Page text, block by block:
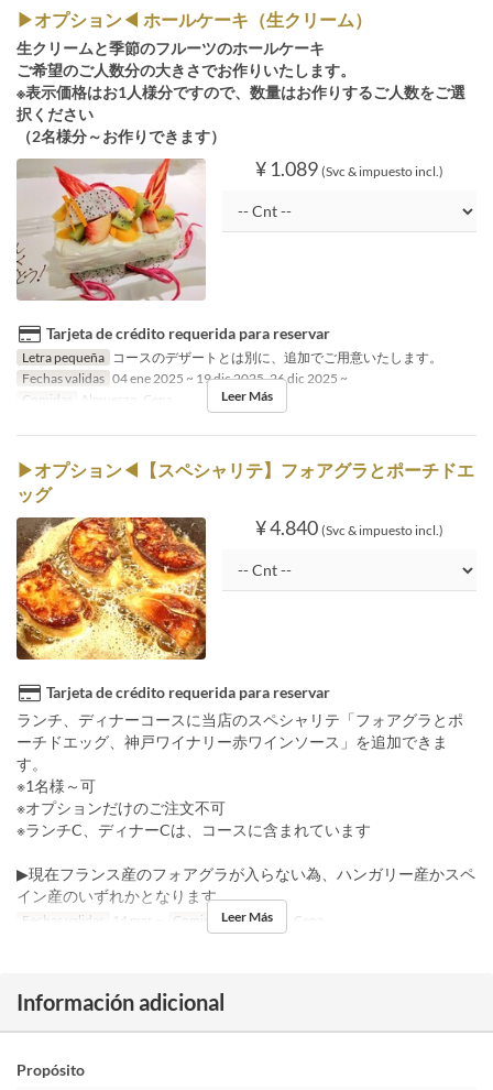
▶オプション◀ ホールケーキ（生クリーム）
生クリームと季節のフルーツのホールケーキ
ご希望のご人数分の大きさでお作りいたします。
※表示価格はお1人様分ですので、数量はお作りするご人数をご選
択ください
（2名様分～お作りできます）
¥ 1.089 (Svc & impuesto incl.)
Tarjeta de crédito requerida para reservar
Letra pequeña
コースのデザートとは別に、追加でご用意いたします。
Fechas validas 04 ene 2025 ~ 19 dic 2025, 26 dic 2025 ~
Comidas
Almuerzo, Cena Leer Más
▶オプション◀【スペシャリテ】フォアグラとポーチドエ
ッグ
¥ 4.840 (Svc & impuesto incl.)
Tarjeta de crédito requerida para reservar
ランチ、ディナーコースに当店のスペシャリテ「フォアグラとポ
ーチドエッグ、神戸ワイナリー赤ワインソース」を追加できま
す。
※1名様～可
※オプションだけのご注文不可
※ランチC、ディナーCは、コースに含まれています
▶現在フランス産のフォアグラが入らない為、ハンガリー産かスペ
イン産のいずれかとなります。
Fechas validas 14 mar ~ Comidas Almuerzo, Cena
Leer Más
Información adicional
Propósito